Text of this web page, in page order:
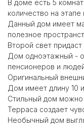
В доме есть 5
количество на этапе
Данный дом имеет
полезное
Второй свет
Дом одноэтажный -
пенсионеров и
Оригинальный
Дом имеет длину 10
Стильный дом можно
Терраса создает
Необычный дом